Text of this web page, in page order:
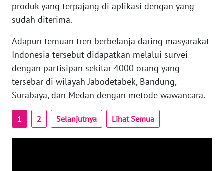
produk yang terpajang di aplikasi dengan yang
sudah diterima.
Adapun temuan tren berbelanja daring masyarakat
Indonesia tersebut didapatkan melalui survei
dengan partisipan sekitar 4000 orang yang
tersebar di wilayah Jabodetabek, Bandung,
Surabaya, dan Medan dengan metode wawancara.
1 2 Selanjutnya Lihat Semua
WN
BARAT
WN
RIAU
SERAMBI